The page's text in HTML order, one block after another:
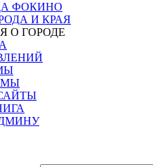
ФОКИНО
И КРАЯ
О ГОРОДЕ